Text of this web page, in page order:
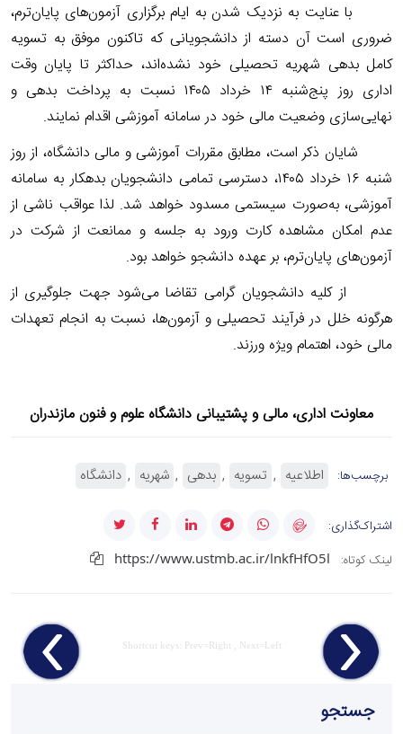
با عنایت به نزدیک شدن به ایام برگزاری آزمون‌های پایان‌ترم،
ضروری است آن دسته از دانشجویانی که تاکنون موفق به تسویه
کامل بدهی شهریه تحصیلی خود نشده‌اند، حداکثر تا پایان وقت
اداری روز پنج‌شنبه۱۴ خرداد ۱۴۰۵ نسبت به پرداخت بدهی و
نهایی‌سازی وضعیت مالی خود در سامانه آموزشی اقدام نمایند.
شایان ذکر است، مطابق مقررات آموزشی و مالی دانشگاه، از روز
شنبه ۱۶ خرداد ۱۴۰۵، دسترسی تمامی دانشجویان بدهکار به سامانه
آموزشی، به‌صورت سیستمی مسدود خواهد شد. لذا عواقب ناشی از
عدم امکان مشاهده کارت ورود به جلسه و ممانعت از شرکت در
آزمون‌های پایان‌ترم، بر عهده دانشجو خواهد بود.
از کلیه دانشجویان گرامی تقاضا می‌شود جهت جلوگیری از
هرگونه خلل در فرآیند تحصیلی و آزمون‌ها، نسبت به انجام تعهدات
مالی خود، اهتمام ویژه ورزند.
معاونت اداری، مالی و پشتیبانی دانشگاه علوم و فنون مازندران
برچسب‌ها: اطلاعیه تسویه بدهی شهریه دانشگاه
اشتراک‌گذاری:
لینک کوتاه:
https://www.ustmb.ac.ir/lnkfHfO5l
Shortcut keys: Prev=Right , Next=Left
جستجو